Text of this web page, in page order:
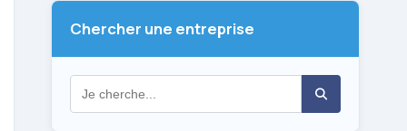
Chercher une entreprise